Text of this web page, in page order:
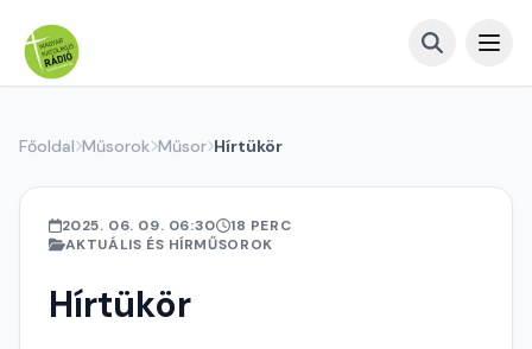
Főoldal Műsorok Műsor Hírtükör
2025. 06. 09. 06:30
18 PERC
AKTUÁLIS ÉS HÍRMŰSOROK
Hírtükör